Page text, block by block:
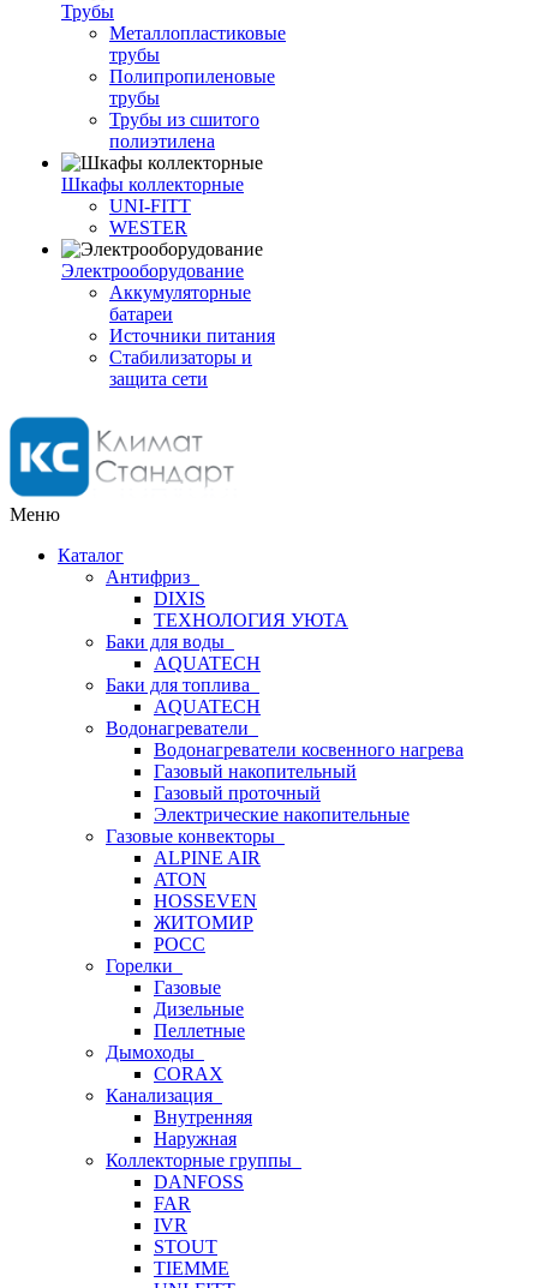
Трубы
Металлопластиковые
трубы
Полипропиленовые
трубы
Трубы из сшитого
полиэтилена
Шкафы коллекторные
UNI-FITT
WESTER
Электрооборудование
Аккумуляторные
батареи
Источники питания
Стабилизаторы и
защита сети
Меню
Каталог
Антифриз
DIXIS
ТЕХНОЛОГИЯ УЮТА
Баки для воды
AQUATECH
Баки для топлива
AQUATECH
Водонагреватели
Водонагреватели косвенного нагрева
Газовый накопительный
Газовый проточный
Электрические накопительные
Газовые конвекторы
ALPINE AIR
ATON
HOSSEVEN
ЖИТОМИР
РОСС
Горелки
Газовые
Дизельные
Пеллетные
Дымоходы
CORAX
Канализация
Внутренняя
Наружная
Коллекторные группы
DANFOSS
FAR
IVR
STOUT
TIEMME